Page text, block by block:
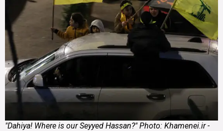
"Dahiya! Where is our Seyyed Hassan?" Photo: Khamenei.ir -